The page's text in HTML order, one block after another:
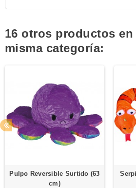
16 otros productos en
misma categoría:
Pulpo Reversible Surtido (63
cm)